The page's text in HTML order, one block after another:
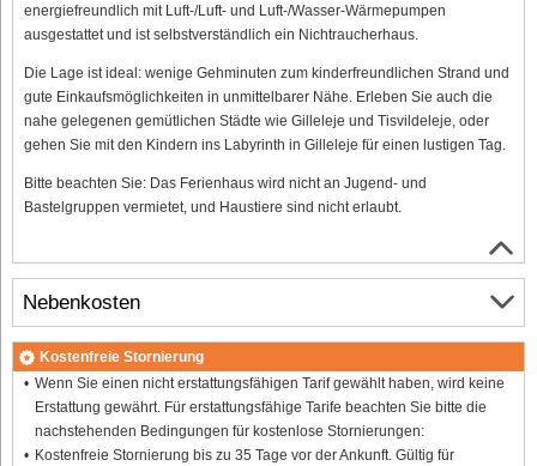
energiefreundlich mit Luft-/Luft- und Luft-/Wasser-Wärmepumpen
ausgestattet und ist selbstverständlich ein Nichtraucherhaus.
Die Lage ist ideal: wenige Gehminuten zum kinderfreundlichen Strand und
gute Einkaufsmöglichkeiten in unmittelbarer Nähe. Erleben Sie auch die
nahe gelegenen gemütlichen Städte wie Gilleleje und Tisvildeleje, oder
gehen Sie mit den Kindern ins Labyrinth in Gilleleje für einen lustigen Tag.
Bitte beachten Sie: Das Ferienhaus wird nicht an Jugend- und
Bastelgruppen vermietet, und Haustiere sind nicht erlaubt.
Nebenkosten
Kostenfreie Stornierung
Wenn Sie einen nicht erstattungsfähigen Tarif gewählt haben, wird keine
Erstattung gewährt. Für erstattungsfähige Tarife beachten Sie bitte die
nachstehenden Bedingungen für kostenlose Stornierungen:
Kostenfreie Stornierung bis zu 35 Tage vor der Ankunft. Gültig für